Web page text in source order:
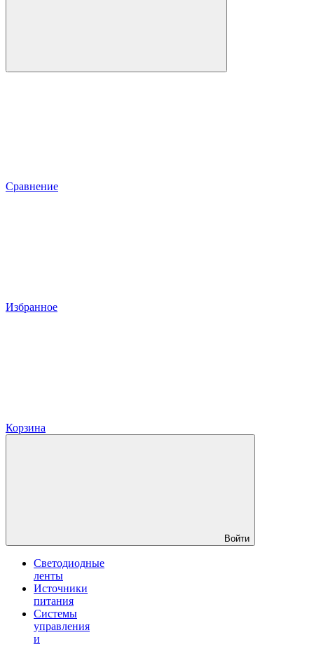
Сравнение
Избранное
Корзина
Войти
Светодиодные
ленты
Источники
питания
Системы
управления
и